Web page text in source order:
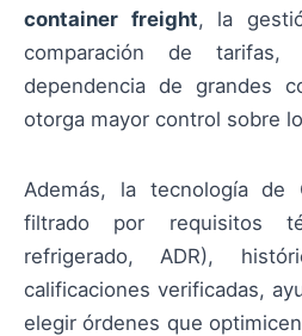
container freight, la
comparación de
dependencia de grandes
otorga mayor control sobre
Además, la tecnología de
filtrado por requisitos
refrigerado, ADR),
calificaciones verificadas,
elegir órdenes que